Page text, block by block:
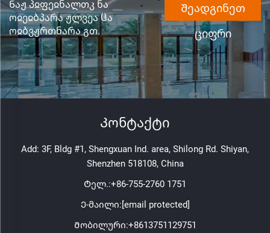
Ნაჟ პჲფეჲნალთკ ნა
ოჲეჲბპარა ჟლვეა ჱა
ოჲბვჟრთნარა გთ.
Შეადგინეთ
ციფრი
Კონტაქტი
Add: 3F, Bldg #1, Shengxuan Ind. area, Shilong Rd. Shiyan,
Shenzhen 518108, China
Ტელ.:+86-755-2760 1751
Ე-მაილი:[email protected]
Მობილური:+8613751129751